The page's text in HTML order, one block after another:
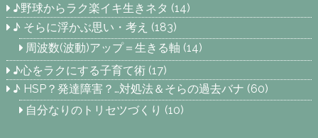
♪野球からラク楽イキ生きネタ (14)
♪ そらに浮かぶ思い・考え (183)
周波数(波動)アップ＝生きる軸 (14)
♪心をラクにする子育て術 (17)
♪ HSP？発達障害？…対処法＆そらの過去バナ (60)
自分なりのトリセツづくり (10)